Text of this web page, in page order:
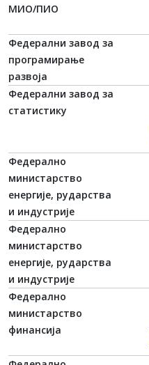
МИО/ПИО
Федерални завод за
програмирање
развоја
Федерални завод за
статистику
Федерално
министарство
енергије, рударства
и индустрије
Федерално
министарство
енергије, рударства
и индустрије
Федерално
министарство
финансија